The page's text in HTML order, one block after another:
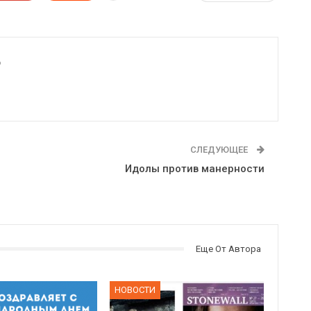
СЛЕДУЮЩЕЕ
Идолы против манерности
Еще От Автора
НОВОСТИ